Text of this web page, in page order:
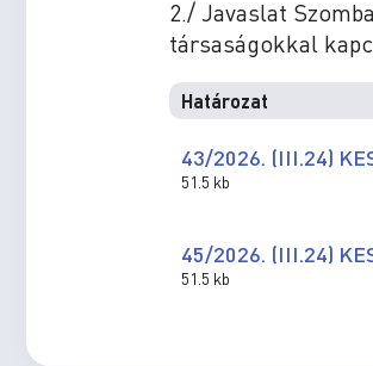
2./ Javaslat
társaságokkal
Határozat
43/2026. (III.24)
51.5 kb
45/2026. (III.24)
51.5 kb